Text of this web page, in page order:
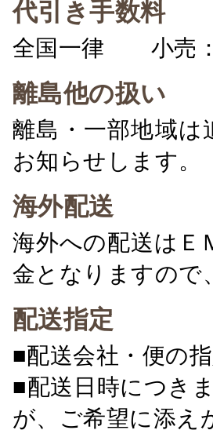
代引き手数料
全国一律 小売
離島他の扱い
離島・一部地域
お知らせします。
海外配送
海外への配送はＥ
金となりますので
配送指定
■配送会社・便の
■配送日時につき
が、ご希望に添え